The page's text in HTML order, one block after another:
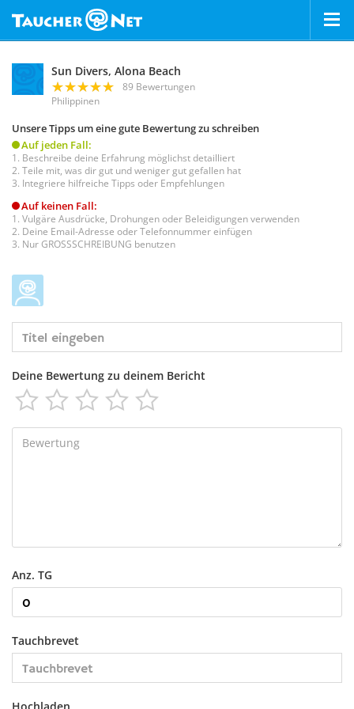
Sun Divers, Alona Beach
89 Bewertungen
Philippinen
Unsere Tipps um eine gute Bewertung zu schreiben
Auf jeden Fall:
Beschreibe deine Erfahrung möglichst detailliert
Teile mit, was dir gut und weniger gut gefallen hat
Integriere hilfreiche Tipps oder Empfehlungen
Auf keinen Fall:
Vulgäre Ausdrücke, Drohungen oder Beleidigungen verwenden
Deine Email-Adresse oder Telefonnummer einfügen
Nur GROSSSCHREIBUNG benutzen
Deine Bewertung zu deinem Bericht
    
Anz. TG
Tauchbrevet